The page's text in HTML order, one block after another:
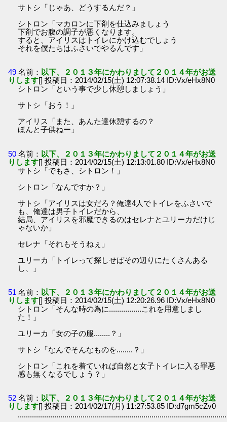
サトシ「じゃあ、どうするんだ？」
シトロン「マカロンに下剤を仕込みましょう
下剤でお腹の調子が悪くなります。
すると、アイリスはトイレにかけ込むでしょう
それを僕たちはふさいでやるんです」
49 名前： 以下、２０１３年にかわりまして２０１４年がお送
りします[] 投稿日：2014/02/15(土) 12:07:38.14 ID:Vx/eHx8N0
シトロン「という事で少し休憩しましょう」
サトシ「おう！」
アイリス「また、あんた達休憩するの？
ほんと子供ねー」
50 名前： 以下、２０１３年にかわりまして２０１４年がお送
りします[] 投稿日：2014/02/15(土) 12:13:01.80 ID:Vx/eHx8N0
サトシ「でもさ、シトロン！」
シトロン「なんですか？」
サトシ「アイリスは女だろ？俺達4人でトイレをふさいで
も、俺達は男子トイレだから、
結局、アイリスを邪魔できるのはセレナとユリーカだけじ
ゃないか」
セレナ「それもそうねぇ」
ユリーカ「トイレって探しせばその辺りにたくさんある
し、」
51 名前： 以下、２０１３年にかわりまして２０１４年がお送
りします[] 投稿日：2014/02/15(土) 12:20:26.96 ID:Vx/eHx8N0
シトロン「そんな時の為に................これを用意しまし
た！」
ユリーカ「女の子の服........？」
サトシ「なんでそんなものを........？」
シトロン「これを着ていれば自然と女子トイレに入る罪悪
感も無くなるでしょう？」
52 名前： 以下、２０１３年にかわりまして２０１４年がお送
りします[] 投稿日：2014/02/17(月) 11:27:53.85 ID:d7gm5cZv0